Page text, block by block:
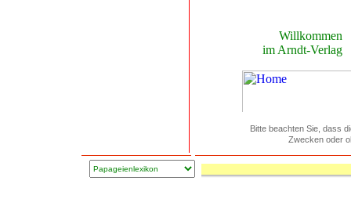
Bitte beachten Sie, dass
Zwecken oder